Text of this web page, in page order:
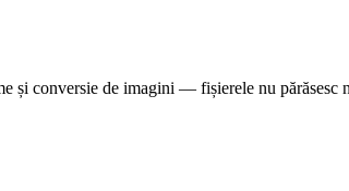
și conversie de imagini — fișierele nu părăsesc